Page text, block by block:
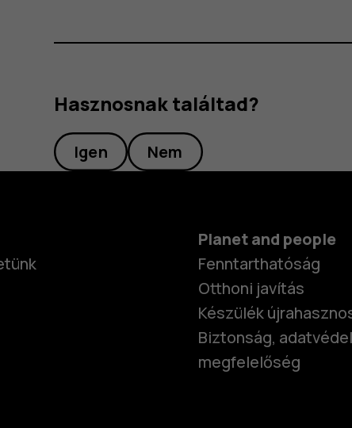
Hasznosnak találtad?
Igen Nem
Planet and people
Fenntarthatóság
Otthoni javítás
Készülék
Biztonság,
megfelelőség